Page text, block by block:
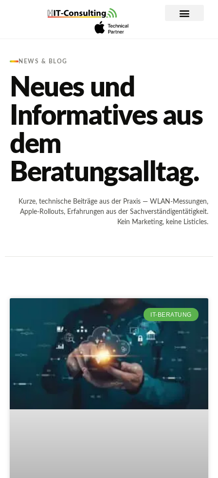
NEWS & BLOG
Neues und
Informatives aus
dem
Beratungsalltag.
Kurze, technische Beiträge aus der Praxis — WLAN-Messungen,
Apple-Rollouts, Erfahrungen aus der Sachverständigentätigkeit.
Kein Marketing, keine Listicles.
IT-BERATUNG